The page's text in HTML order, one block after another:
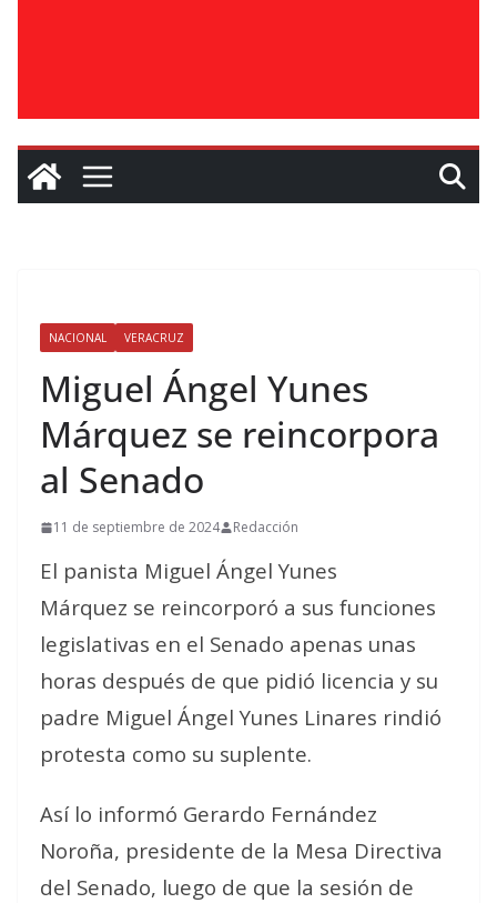
NACIONAL VERACRUZ
Miguel Ángel Yunes
Márquez se reincorpora
al Senado
11 de septiembre de 2024 Redacción
El panista Miguel Ángel Yunes
Márquez se reincorporó a sus funciones
legislativas en el Senado apenas unas
horas después de que pidió licencia y su
padre Miguel Ángel Yunes Linares rindió
protesta como su suplente.
Así lo informó Gerardo Fernández
Noroña, presidente de la Mesa Directiva
del Senado, luego de que la sesión de